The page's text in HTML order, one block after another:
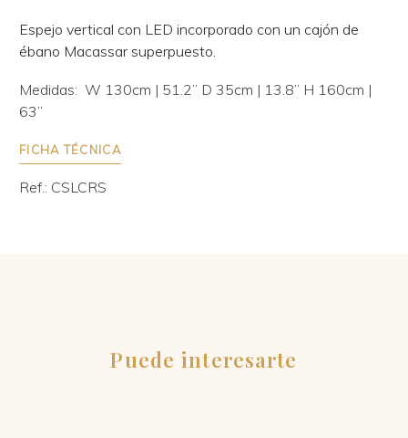
Espejo vertical con LED incorporado con un cajón de
ébano Macassar superpuesto.
Medidas: W 130cm | 51.2’’ D 35cm | 13.8’’ H 160cm |
63’’
FICHA TÉCNICA
Ref.: CSLCRS
Puede interesarte